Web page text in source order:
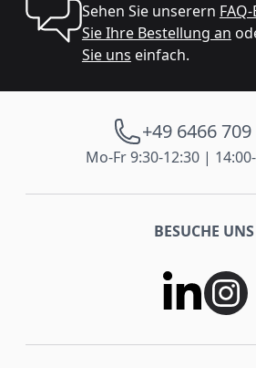
Sehen Sie unserern
Sie Ihre Bestellung an
Sie uns einfach.
+49 6466
Mo-Fr 9:30-12:30 |
BESUCHE UNS